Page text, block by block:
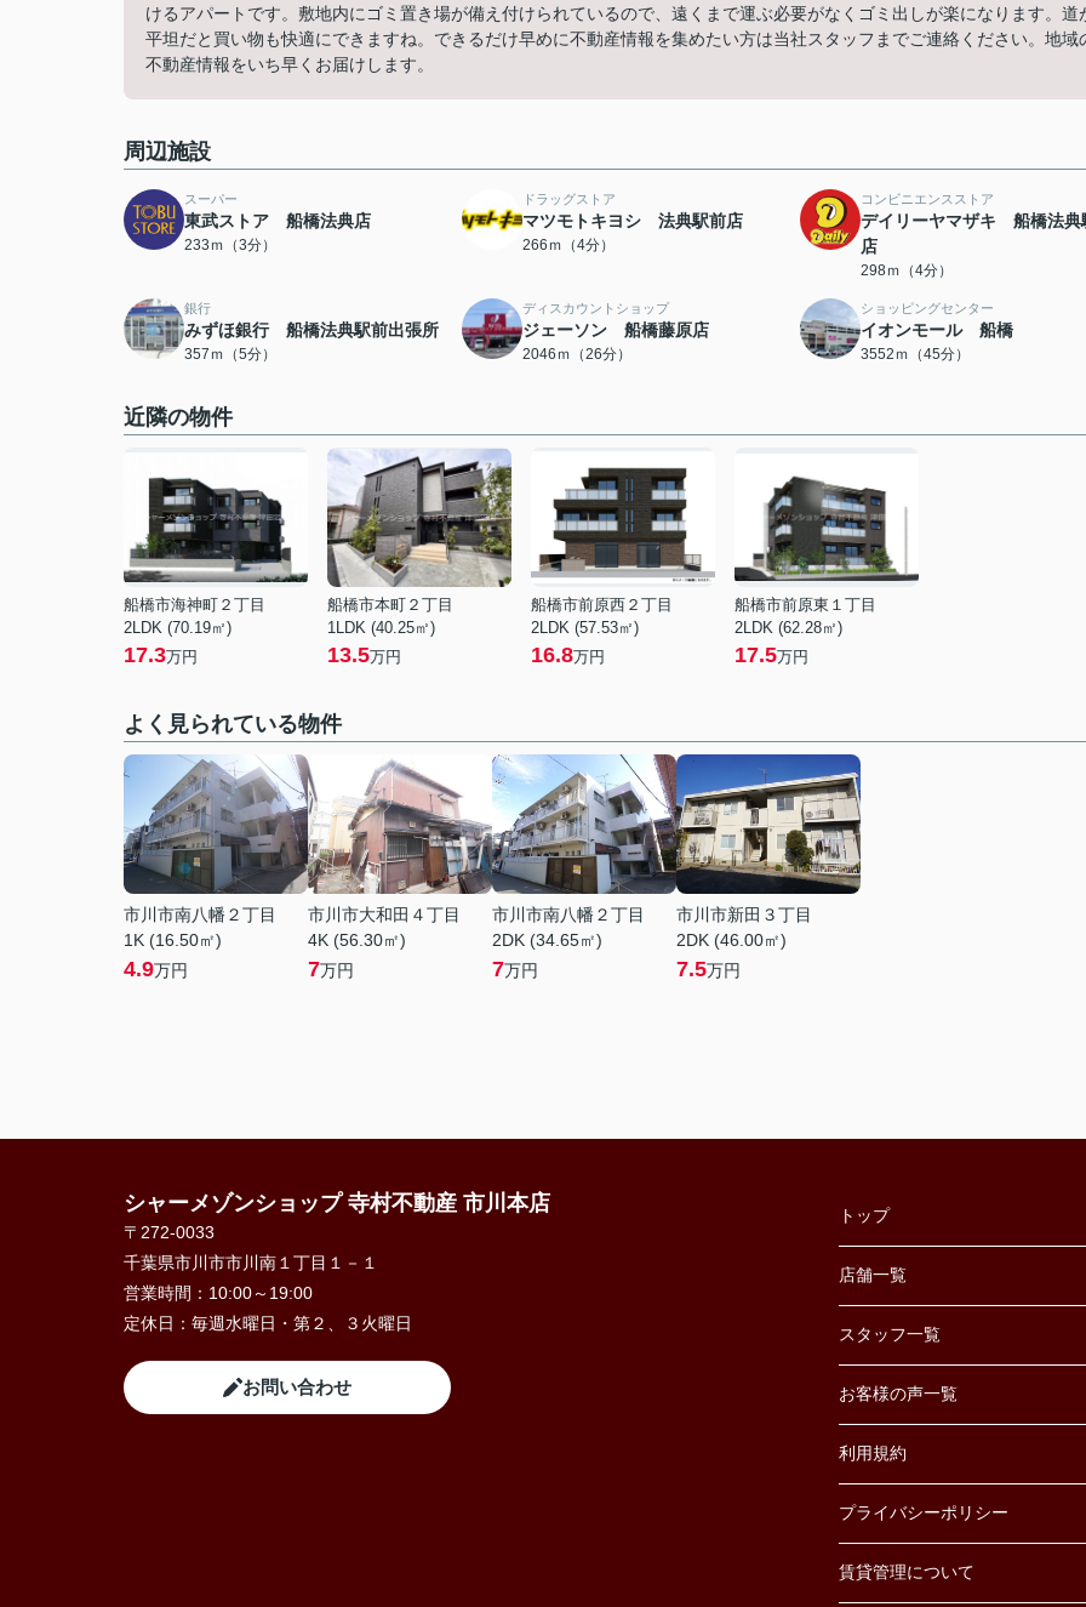
けるアパートです。敷地内にゴミ置き場が備え付けられているので、遠くまで運ぶ必要がなくゴミ出しが楽になります。道
平坦だと買い物も快適にできますね。できるだけ早めに不動産情報を集めたい方は当社スタッフまでご連絡ください。地域
不動産情報をいち早くお届けします。
周辺施設
スーパー
東武ストア 船橋法典店
233ｍ（3分）
ドラッグストア
マツモトキヨシ 法典駅前店
266ｍ（4分）
コンビニエンスストア
デイリーヤマザキ 船橋法典
店
298ｍ（4分）
銀行
みずほ銀行 船橋法典駅前出張所
357ｍ（5分）
ディスカウントショップ
ジェーソン 船橋藤原店
2046ｍ（26分）
ショッピングセンター
イオンモール 船橋
3552ｍ（45分）
近隣の物件
船橋市海神町２丁目
2LDK (70.19㎡)
17.3万円
船橋市本町２丁目
1LDK (40.25㎡)
13.5万円
船橋市前原西２丁目
2LDK (57.53㎡)
16.8万円
船橋市前原東１丁目
2LDK (62.28㎡)
17.5万円
よく見られている物件
市川市南八幡２丁目
1K (16.50㎡)
4.9万円
市川市大和田４丁目
4K (56.30㎡)
7万円
市川市南八幡２丁目
2DK (34.65㎡)
7万円
市川市新田３丁目
2DK (46.00㎡)
7.5万円
シャーメゾンショップ 寺村不動産 市川本店
〒272-0033
千葉県市川市市川南１丁目１－１
営業時間： 10:00～19:00
定休日： 毎週水曜日・第２、３火曜日
お問い合わせ
トップ
店舗一覧
スタッフ一覧
お客様の声一覧
利用規約
プライバシーポリシー
賃貸管理について